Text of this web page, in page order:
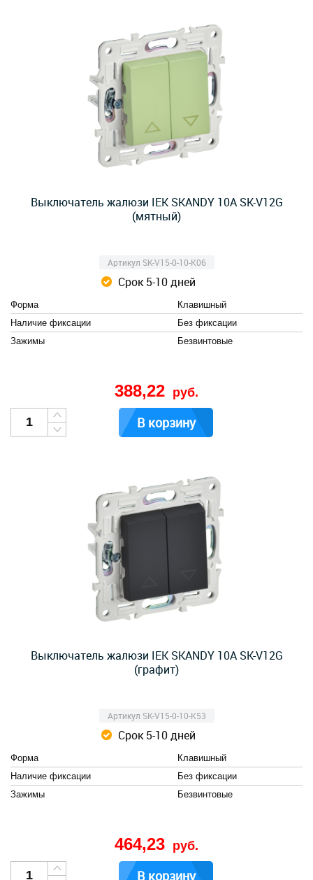
Выключатель жалюзи IEK SKANDY 10А SK-V12G
(мятный)
Артикул SK-V15-0-10-K06
Срок 5-10 дней
Форма
Клавишный
Наличие фиксации
Без фиксации
Зажимы
Безвинтовые
388,22 руб.
В корзину
Выключатель жалюзи IEK SKANDY 10А SK-V12G
(графит)
Артикул SK-V15-0-10-K53
Срок 5-10 дней
Форма
Клавишный
Наличие фиксации
Без фиксации
Зажимы
Безвинтовые
464,23 руб.
В корзину